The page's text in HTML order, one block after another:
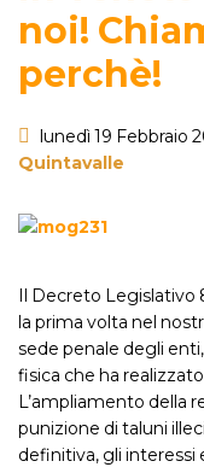
noi!
perchè!
lunedì 19 Febbraio
Quintavalle
Il Decreto Legislativo
la prima volta nel
sede penale degli
fisica che ha
L’ampliamento della
punizione di taluni
definitiva, gli interessi